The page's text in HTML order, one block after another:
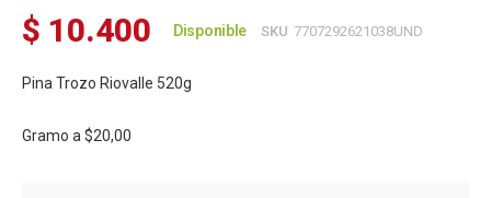
$ 10.400 Disponible SKU 7707292621038UND
Pina Trozo Riovalle 520g
Gramo a $20,00